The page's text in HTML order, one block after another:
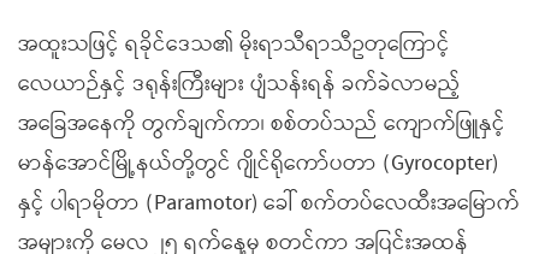
အထူးသဖြင့် ရခိုင်ဒေသ၏ မိုးရာသီရာသီဥတုကြောင့်
လေယာဉ်နှင့် ဒရုန်းကြီးများ ပျံသန်းရန် ခက်ခဲလာမည့်
အခြေအနေကို တွက်ချက်ကာ၊ စစ်တပ်သည် ကျောက်ဖြူနှင့်
မာန်အောင်မြို့နယ်တို့တွင် ဂျိုင်ရိုကော်ပတာ (Gyrocopter)
နှင့် ပါရာမိုတာ (Paramotor) ခေါ် စက်တပ်လေထီးအမြောက်
အများကို မေလ ၂၅ ရက်နေ့မှ စတင်ကာ အပြင်းအထန်